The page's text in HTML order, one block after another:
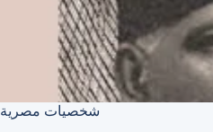
شخصيات مصرية